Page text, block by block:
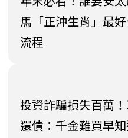
馬「正沖生肖」最
流程
投資詐騙損失百萬
還債：千金難買早